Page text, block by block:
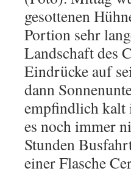
gesottenen
Portion sehr
Landschaft des
Eindrücke auf
dann
empfindlich kalt
es noch immer
Stunden
einer Flasche